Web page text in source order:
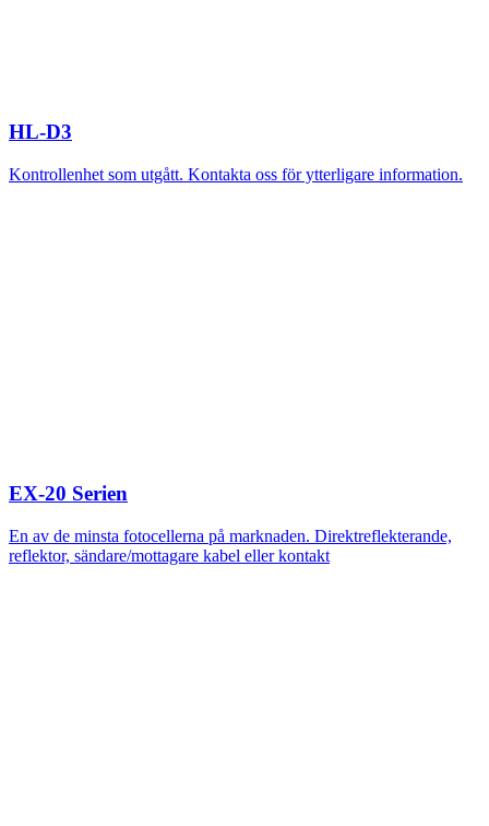
HL-D3
Kontrollenhet som utgått. Kontakta oss för ytterligare information.
EX-20 Serien
En av de minsta fotocellerna på marknaden. Direktreflekterande,
reflektor, sändare/mottagare kabel eller kontakt